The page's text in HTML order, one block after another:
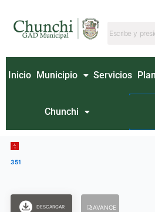
contenido
Inicio Municipio Servicios
Chunchi
351
DESCARGAR AVANCE